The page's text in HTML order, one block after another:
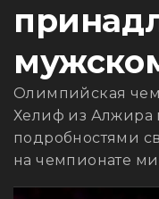
Олимпийская
Хелиф из Алжира
подробностями
на чемпионате